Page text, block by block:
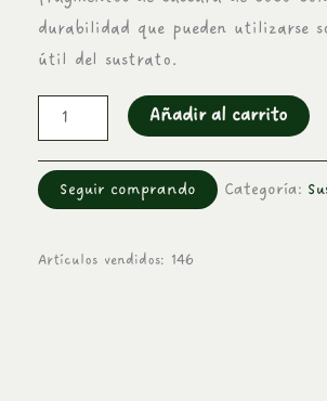
durabilidad que pueden utilizarse
útil del sustrato.
Añadir al carrito
Seguir comprando Categoría:
Artículos vendidos: 146